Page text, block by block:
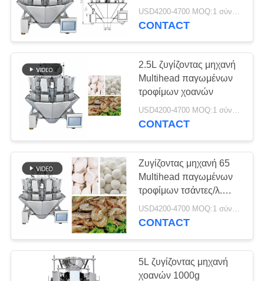
τροφίμων
USD4200-4700 MOQ:1 σύνολο
CONTACT
2.5L ζυγίζοντας μηχανή
Multihead παγωμένων
τροφίμων χοανών
USD4200-4700 MOQ:1 σύνολο
CONTACT
Ζυγίζοντας μηχανή 65
Multihead παγωμένων
τροφίμων τσάντες/λ.
1000g
USD4200-4700 MOQ:1 σύνολο
CONTACT
5L ζυγίζοντας μηχανή
χοανών 1000g